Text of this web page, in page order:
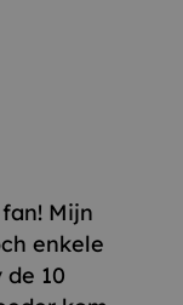
Mijn
enkele
10